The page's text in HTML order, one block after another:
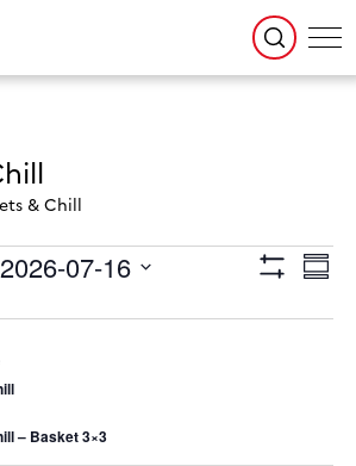
& Chill
Navigation
par
consultations
Filtres
de
vues
Résumé
2026-07-16
– Basket 3×3